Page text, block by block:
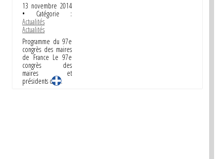
13 novembre 2014
• Catégorie :
Actualités
Actualités
Programme du 97e
congrès des maires
de France Le 97e
congrès des
maires et
présidents de …